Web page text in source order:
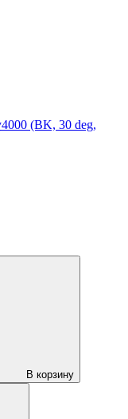
(BK, 30 deg,
В корзину